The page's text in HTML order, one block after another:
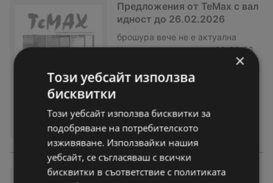
Предложения от TeMax с вал
идност до 26.02.2026
брошура вече не е актуална
Изтекла валидност на: 26-02-26
Зимна разпродажба в TeMax
×
Този уебсайт използва
бисквитки
Този уебсайт използва бисквитки за
подобряване на потребителското
изживяване. Използвайки нашия
уебсайт, се съгласяваш с всички
бисквитки в съответствие с политиката